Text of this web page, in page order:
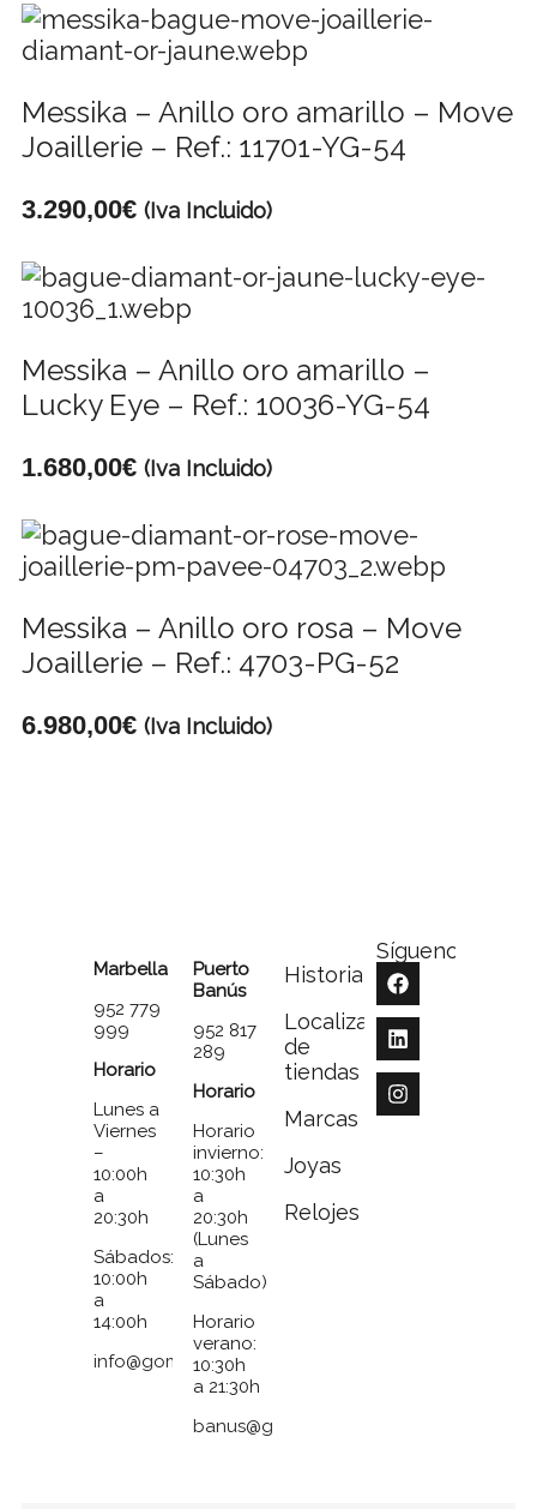
Messika – Anillo oro amarillo – Move
Joaillerie – Ref.: 11701-YG-54
3.290,00€ (Iva Incluido)
Messika – Anillo oro amarillo –
Lucky Eye – Ref.: 10036-YG-54
1.680,00€ (Iva Incluido)
Messika – Anillo oro rosa – Move
Joaillerie – Ref.: 4703-PG-52
6.980,00€ (Iva Incluido)
Marbella
952 779
999
Horario
Lunes a
Viernes
–
10:00h
a
20:30h
Sábados:
10:00h
a
14:00h
info@gomezymolina.com
Puerto
Banús
952 817
289
Horario
Horario
invierno:
10:30h
a
20:30h
(Lunes
a
Sábado)
Horario
verano:
10:30h
a 21:30h
banus@gomezymolina.com
Historia
Localizador
de
tiendas
Marcas
Joyas
Relojes
Síguenos